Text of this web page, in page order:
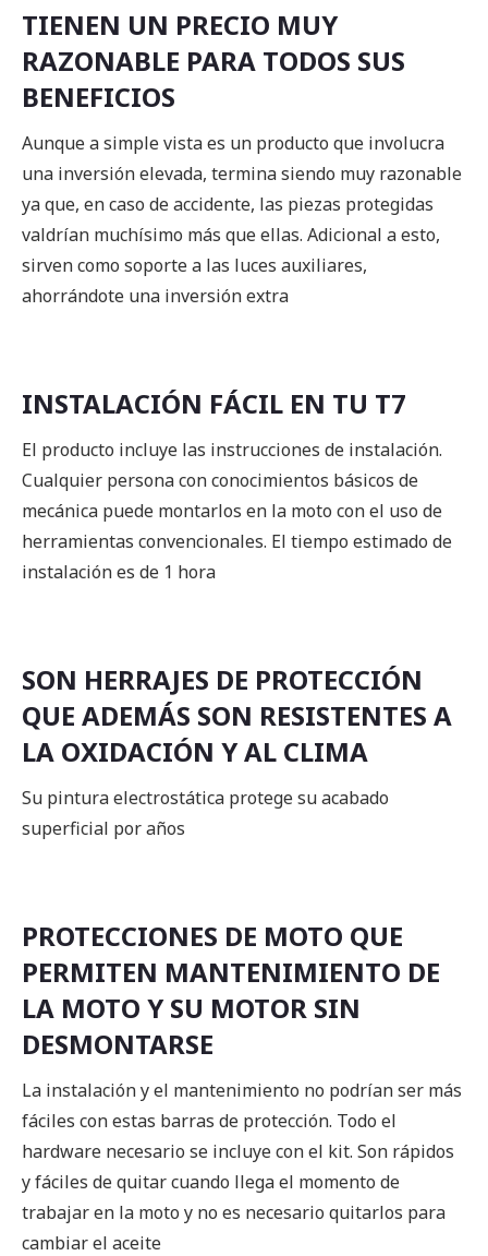
TIENEN UN PRECIO MUY
RAZONABLE PARA TODOS SUS
BENEFICIOS
Aunque a simple vista es un producto que involucra
una inversión elevada, termina siendo muy razonable
ya que, en caso de accidente, las piezas protegidas
valdrían muchísimo más que ellas. Adicional a esto,
sirven como soporte a las luces auxiliares,
ahorrándote una inversión extra
INSTALACIÓN FÁCIL EN TU T7
El producto incluye las instrucciones de instalación.
Cualquier persona con conocimientos básicos de
mecánica puede montarlos en la moto con el uso de
herramientas convencionales. El tiempo estimado de
instalación es de 1 hora
SON HERRAJES DE PROTECCIÓN
QUE ADEMÁS SON RESISTENTES A
LA OXIDACIÓN Y AL CLIMA
Su pintura electrostática protege su acabado
superficial por años
PROTECCIONES DE MOTO QUE
PERMITEN MANTENIMIENTO DE
LA MOTO Y SU MOTOR SIN
DESMONTARSE
La instalación y el mantenimiento no podrían ser más
fáciles con estas barras de protección. Todo el
hardware necesario se incluye con el kit. Son rápidos
y fáciles de quitar cuando llega el momento de
trabajar en la moto y no es necesario quitarlos para
cambiar el aceite